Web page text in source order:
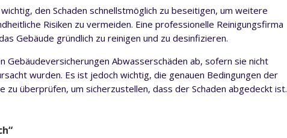
den Schaden schnellstmöglich zu beseitigen, um weitere
Risiken zu vermeiden. Eine professionelle Reinigungsfirma
Gebäude gründlich zu reinigen und zu desinfizieren.
Gebäudeversicherungen Abwasserschäden ab, sofern sie nicht
wurden. Es ist jedoch wichtig, die genauen Bedingungen der
zu überprüfen, um sicherzustellen, dass der Schaden abgedeckt ist.